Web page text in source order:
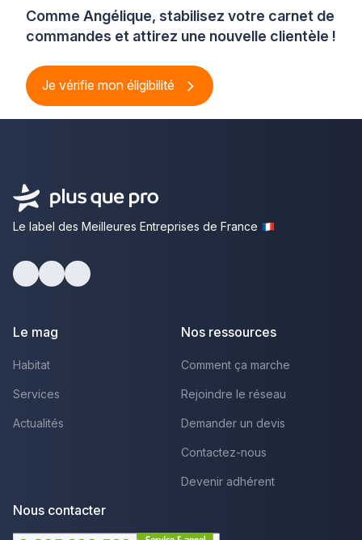
Comme Angélique, stabilisez votre carnet de
commandes et attirez une nouvelle clientèle !
Je vérifie mon éligibilité
Le label des Meilleures Entreprises de France
Le mag
Habitat
Services
Actualités
Nos ressources
Comment ça marche
Rejoindre le réseau
Demander un devis
Contactez-nous
Devenir adhérent
Nous contacter